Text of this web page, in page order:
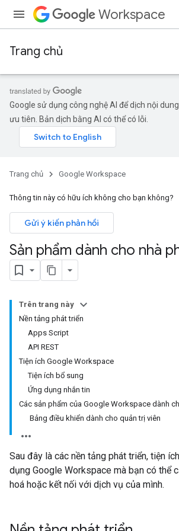
Workspace
Trang chủ
Google sử dụng công nghệ AI để dịch nội
ưu tiên. Bản dịch bằng AI có thể có lỗi.
Trang chủ Google Workspace
Thông tin này có hữu ích không cho bạn không?
Gửi ý kiến phản hồi
Sản phẩm dành cho nhà
Trên trang này
Nền tảng phát triển
Apps Script
API REST
Tiện ích Google Workspace
Tiện ích bổ sung
Ứng dụng nhắn tin
Các sản phẩm của Google Workspace dành
Bảng điều khiển dành cho quản trị viên
Sau đây là các nền tảng phát triển, tiện
dụng Google Workspace mà bạn có thể
hoá hoặc kết nối với dịch vụ của mình.